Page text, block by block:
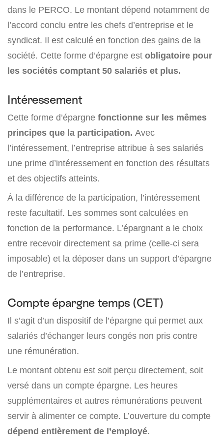
dans le PERCO. Le montant dépend notamment de
l’accord conclu entre les chefs d’entreprise et le
syndicat. Il est calculé en fonction des gains de la
société. Cette forme d’épargne est obligatoire pour
les sociétés comptant 50 salariés et plus.
Intéressement
Cette forme d’épargne fonctionne sur les mêmes
principes que la participation. Avec
l’intéressement, l’entreprise attribue à ses salariés
une prime d’intéressement en fonction des résultats
et des objectifs atteints.
À la différence de la participation, l’intéressement
reste facultatif. Les sommes sont calculées en
fonction de la performance. L’épargnant a le choix
entre recevoir directement sa prime (celle-ci sera
imposable) et la déposer dans un support d’épargne
de l’entreprise.
Compte épargne temps (CET)
Il s’agit d’un dispositif de l’épargne qui permet aux
salariés d’échanger leurs congés non pris contre
une rémunération.
Le montant obtenu est soit perçu directement, soit
versé dans un compte épargne. Les heures
supplémentaires et autres rémunérations peuvent
servir à alimenter ce compte. L’ouverture du compte
dépend entièrement de l’employé.